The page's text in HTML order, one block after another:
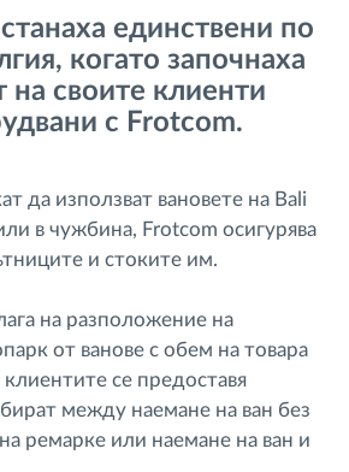
горивото
и мониторинг
на шофьора
функционалности
на нуждите на всяка
единствени по
когато започнаха
на своите клиенти
с Frotcom.
да използват вановете на Bali
в чужбина, Frotcom осигурява
и стоките им.
на разположение на
от ванове с обем на товара
се предоставя
между наемане на ван без
ремарке или наемане на ван и